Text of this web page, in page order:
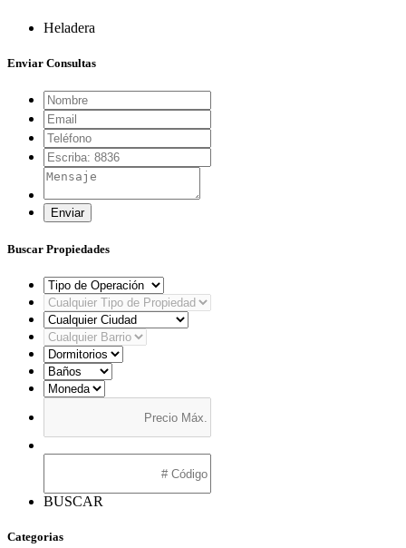
Heladera
Enviar Consultas
Enviar
Buscar Propiedades
BUSCAR
Categorias